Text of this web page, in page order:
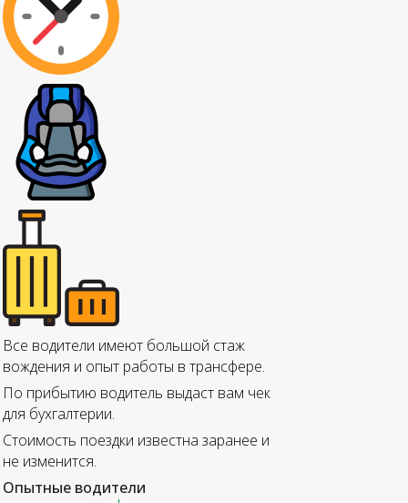
Все водители имеют большой стаж
вождения и опыт работы в трансфере.
По прибытию водитель выдаст вам чек
для бухгалтерии.
Стоимость поездки известна заранее и
не изменится.
Опытные водители